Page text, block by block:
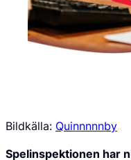
Bildkälla: Quinnnnnby
Spelinspektionen har